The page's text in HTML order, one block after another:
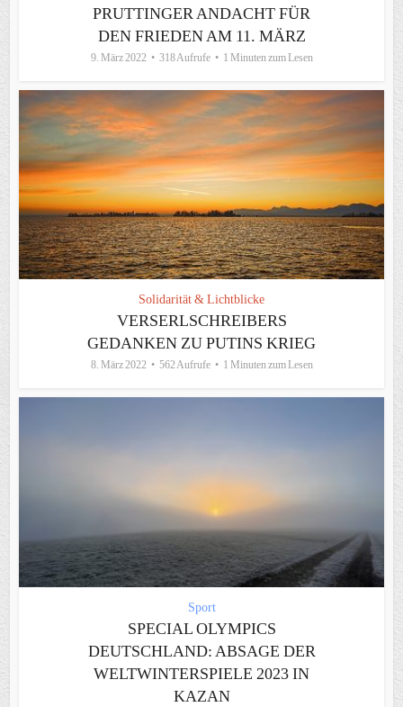
PRUTTINGER ANDACHT FÜR
DEN FRIEDEN AM 11. MÄRZ
9. März 2022 318 Aufrufe 1 Minuten zum Lesen
Solidarität & Lichtblicke
VERSERLSCHREIBERS
GEDANKEN ZU PUTINS KRIEG
8. März 2022 562 Aufrufe 1 Minuten zum Lesen
Sport
SPECIAL OLYMPICS
DEUTSCHLAND: ABSAGE DER
WELTWINTERSPIELE 2023 IN
KAZAN